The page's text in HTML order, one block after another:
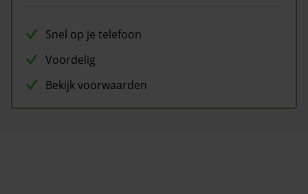
Snel op je telefoon
Voordelig
Bekijk voorwaarden